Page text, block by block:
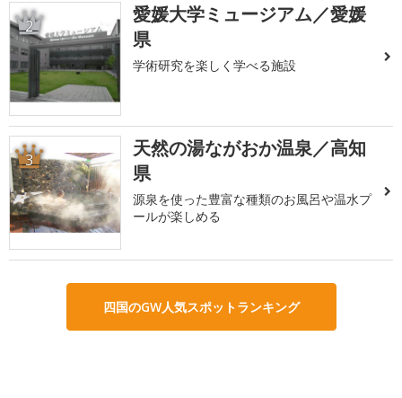
2
愛媛大学ミュージアム／愛媛
県
学術研究を楽しく学べる施設
3
天然の湯ながおか温泉／高知
県
源泉を使った豊富な種類のお風呂や温水プ
ールが楽しめる
四国のGW人気スポットランキング